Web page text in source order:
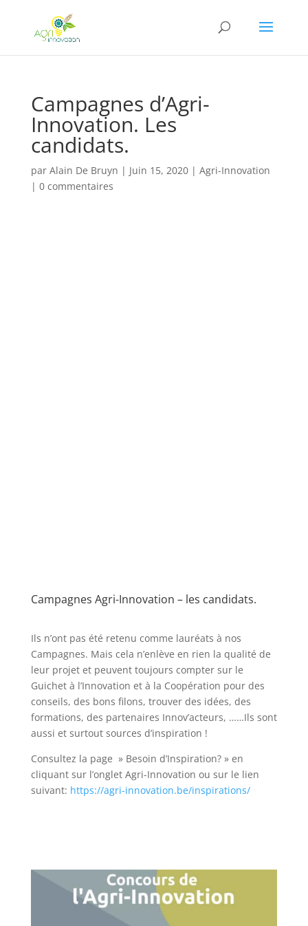
Campagnes d’Agri-
Innovation. Les
candidats.
par Alain De Bruyn | Juin 15, 2020| Agri-Innovation
| 0 commentaires
Campagnes Agri-Innovation – les candidats.
Ils n’ont pas été retenu comme lauréats à nos
Campagnes. Mais cela n’enlève en rien la qualité de
leur projet et peuvent toujours compter sur le
Guichet à l’Innovation et à la Coopération pour des
conseils, des bons filons, trouver des idées, des
formations, des partenaires Innov’acteurs, ……Ils sont
aussi et surtout sources d’inspiration !
Consultez la page » Besoin d’Inspiration? » en
cliquant sur l’onglet Agri-Innovation ou sur le lien
suivant: https://agri-innovation.be/inspirations/